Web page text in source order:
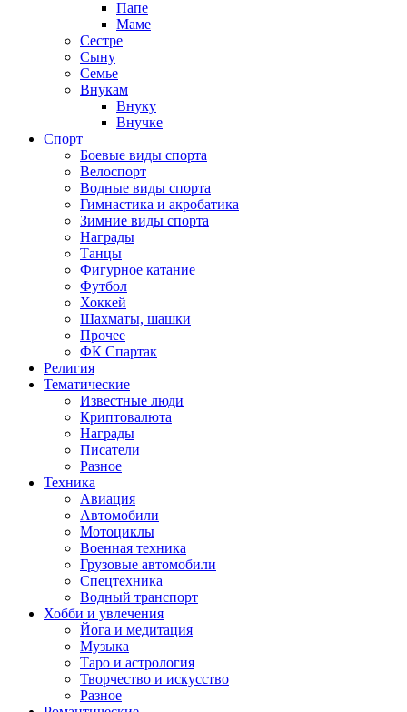
Папе
Маме
Сестре
Сыну
Семье
Внукам
Внуку
Внучке
Спорт
Боевые виды спорта
Велоспорт
Водные виды спорта
Гимнастика и акробатика
Зимние виды спорта
Награды
Танцы
Фигурное катание
Футбол
Хоккей
Шахматы, шашки
Прочее
ФК Спартак
Религия
Тематические
Известные люди
Криптовалюта
Награды
Писатели
Разное
Техника
Авиация
Автомобили
Мотоциклы
Военная техника
Грузовые автомобили
Спецтехника
Водный транспорт
Хобби и увлечения
Йога и медитация
Музыка
Таро и астрология
Творчество и искусство
Разное